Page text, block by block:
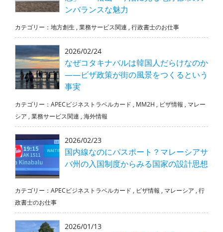
ンバランスな魅力
カテゴリー： 地方創生 , 業務サービス関連 , 行政書士のお仕事
2026/02/24
なぜコタキナバルは韓国人だらけなのか
――ビザ政策が街の風景をつくるという
事実
カテゴリー： APECビジネストラベルカード , MM2H , ビザ情報 , マレー
シア , 業務サービス関連 , 海外情報
2026/02/23
国内線なのにパスポート？マレーシアサ
バ州の入国制度からみる国家の設計思想
カテゴリー： APECビジネストラベルカード , ビザ情報 , マレーシア , 行
政書士のお仕事
2026/01/13